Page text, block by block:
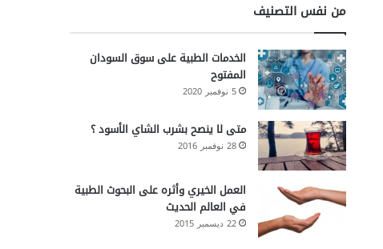
من نفس التصنيف
الخدمات الطبية على سوق السودان
المفتوح
5 نوفمبر 2020
متى لا ينصح بشرب الشاي الأسود ؟
28 نوفمبر 2016
العمل الخيري وأثره على البحوث الطبية
في العالم الحديث
22 ديسمبر 2015